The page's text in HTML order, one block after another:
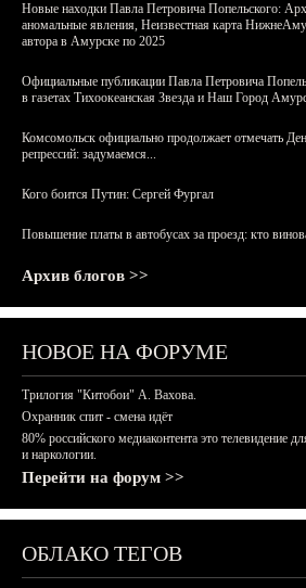
Новые находки Павла Петровича Попельского:
аномальные явления, Неизвестная карта
автора в Амурске по 2025
Официальные публикации Павла Петровича
в газетах Тихоокеанская Звезда и Наш Город
Комсомольск официально продолжает отмечать
репрессий: задумаемся...
Кого боится Путин: Сергей Фургал
Повышение платы в автобусах за проезд: кто
Архив блогов >>
НОВОЕ НА ФОРУМЕ
Трилогия "Китобои" А. Вахова.
Охранник спит - смена идёт
80% российского медиаконтента это телевидение
и наркологии.
Перейти на форум >>
ОБЛАКО ТЕГОВ